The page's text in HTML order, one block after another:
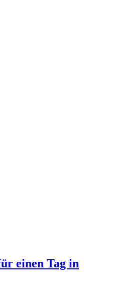
einen Tag in